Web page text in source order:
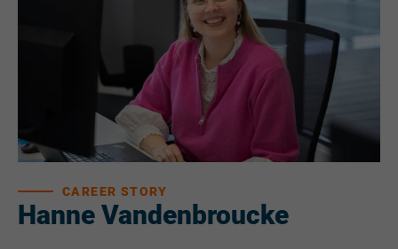
Hanne Vandenbroucke
CAREER STORY